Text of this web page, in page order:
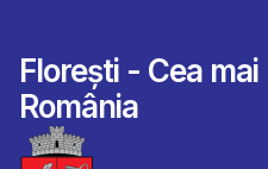
Florești - Cea
România